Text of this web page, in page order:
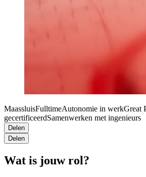
MaassluisFulltimeAutonomie in werkGreat
gecertificeerdSamenwerken met ingenieurs
Delen
Delen
Wat is jouw rol?